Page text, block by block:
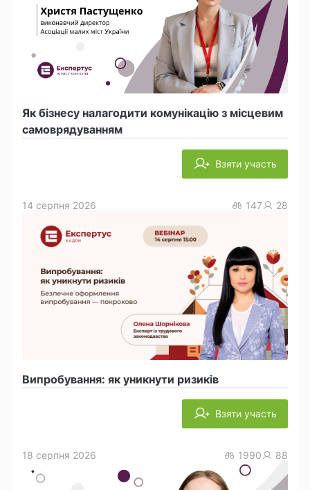
Як бізнесу налагодити комунікацію з місцевим
самоврядуванням
Взяти участь
Випробування: як уникнути ризиків
14 серпня 2026 147 28
Взяти участь
18 серпня 2026 1990 88